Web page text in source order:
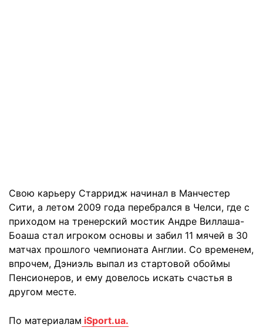
Свою карьеру Старридж начинал в Манчестер
Сити, а летом 2009 года перебрался в Челси, где с
приходом на тренерский мостик Андре Виллаша-
Боаша стал игроком основы и забил 11 мячей в 30
матчах прошлого чемпионата Англии. Со временем,
впрочем, Дэниэль выпал из стартовой обоймы
Пенсионеров, и ему довелось искать счастья в
другом месте.
По материалам iSport.ua.